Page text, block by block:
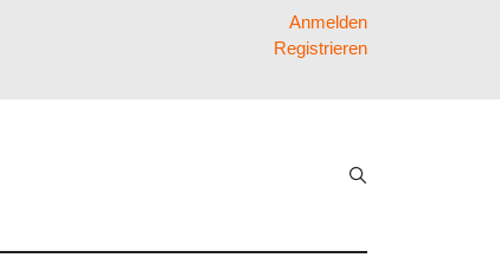
Anmelden
Registrieren